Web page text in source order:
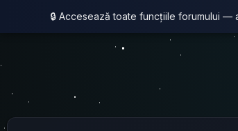
🔒 Accesează toate funcțiile forumului